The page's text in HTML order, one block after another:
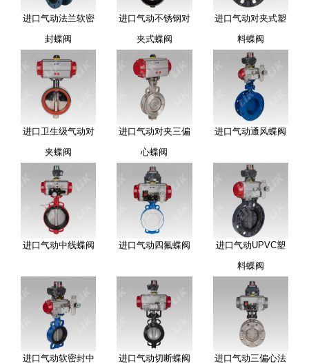
进口气动法兰软密
封蝶阀
进口气动不锈钢对
夹式蝶阀
进口气动对夹式塑
料蝶阀
进口卫生级气动对
夹蝶阀
进口气动对夹三偏
心蝶阀
进口气动通风蝶阀
进口气动中线蝶阀 进口气动四氟蝶阀
进口气动UPVC塑
料蝶阀
进口气动软密封中
进口气动切断蝶阀
进口气动三偏心法